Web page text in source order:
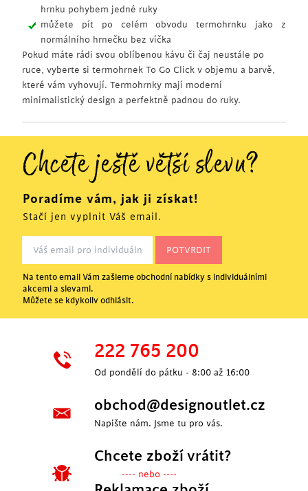
hrnku pohybem jedné ruky
můžete pít po celém obvodu termohrnku jako z
normálního hrnečku bez víčka
Pokud máte rádi svou oblíbenou kávu či čaj neustále po
ruce, vyberte si termohrnek To Go Click v objemu a barvě,
které vám vyhovují. Termohrnky mají moderní
minimalistický design a perfektně padnou do ruky.
Chcete ještě větší slevu?
Poradíme vám, jak ji získat!
Stačí jen vyplnit Váš email.
Na tento email Vám zašleme obchodní nabídky s individuálními
akcemi a slevami.
Můžete se kdykoliv odhlásit.
222 765 200
Od pondělí do pátku - 8:00 až 16:00
obchod@designoutlet.cz
Napište nám. Jsme tu pro vás.
Chcete zboží vrátit?
---- nebo ----